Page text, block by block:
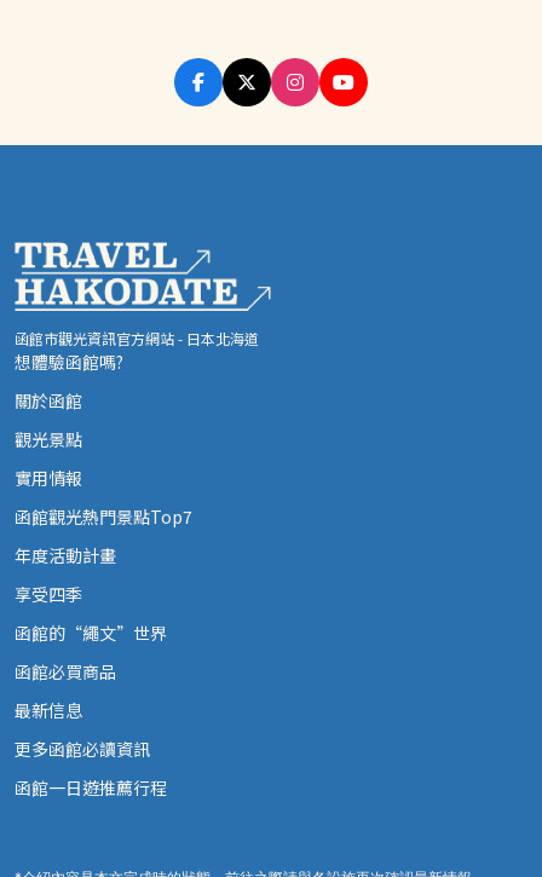
函館市觀光資訊官方網站 - 日本北海道
想體驗函館嗎?
關於函館
觀光景點
實用情報
函館觀光熱門景點Top7
年度活動計畫
享受四季
函館的“繩文”世界
函館必買商品
最新信息
更多函館必讀資訊
函館一日遊推薦行程